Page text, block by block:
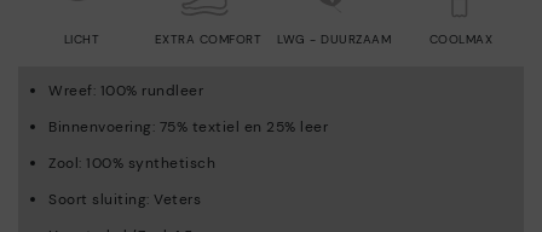
LICHT EXTRA COMFORT LWG - DUURZAAM COOLMAX
Wreef: 100% rundleer
Binnenvoering: 75% textiel en 25% leer
Zool: 100% synthetisch
Soort sluiting: Veters